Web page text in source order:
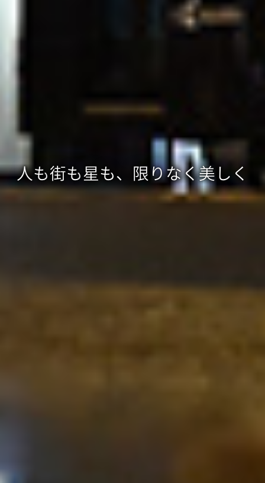
人も街も星も、 限 りなく美 し く